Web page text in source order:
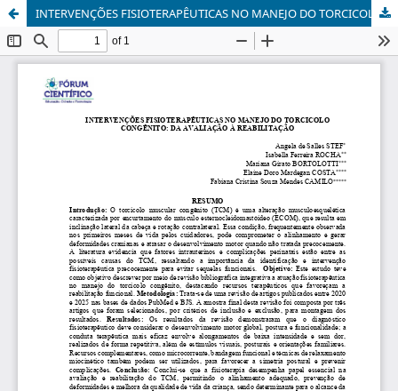
INTERVENÇÕES FISIOTERAPÊUTICAS NO MANEJO DO TORCICOLO CONGÊNITO: DA AVALIAÇÃO À REABILITAÇÃO